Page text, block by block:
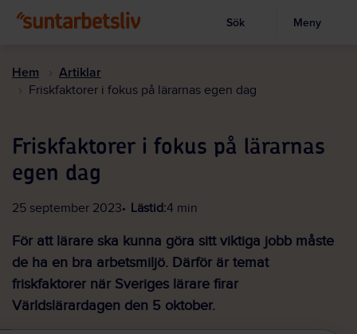
huvudinnehållet
Visa sökruta
Sök Meny
Hem Artiklar
Friskfaktorer i fokus på lärarnas egen dag
Friskfaktorer i fokus på lärarnas
egen dag
25 september 2023 Lästid:4 min
För att lärare ska kunna göra sitt viktiga jobb måste
de ha en bra arbetsmiljö. Därför är temat
friskfaktorer när Sveriges lärare firar
Världslärardagen den 5 oktober.